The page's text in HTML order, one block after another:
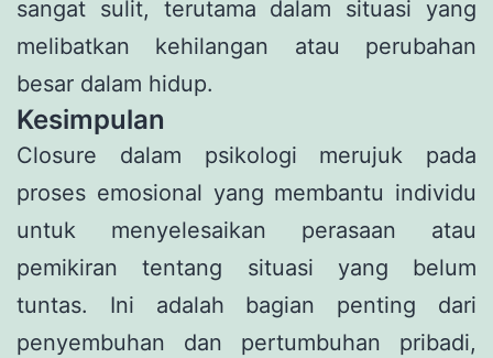
sangat sulit, terutama dalam situasi yang
melibatkan kehilangan atau perubahan
besar dalam hidup.
Kesimpulan
Closure dalam psikologi merujuk pada
proses emosional yang membantu individu
untuk menyelesaikan perasaan atau
pemikiran tentang situasi yang belum
tuntas. Ini adalah bagian penting dari
penyembuhan dan pertumbuhan pribadi,